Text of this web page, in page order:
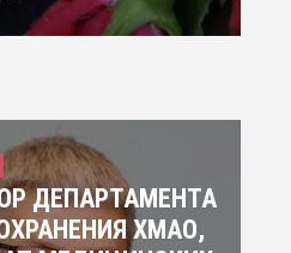
ДЕПАРТАМЕНТА
ХМАО,